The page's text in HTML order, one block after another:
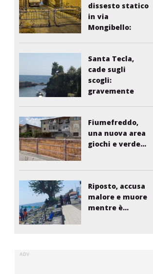
dissesto statico
in via
Mongibello:
Santa Tecla,
cade sugli
scogli:
gravemente
Fiumefreddo,
una nuova area
giochi e verde...
Riposto, accusa
malore e muore
mentre è...